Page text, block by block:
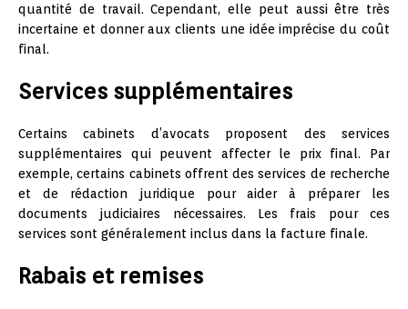
quantité de travail. Cependant, elle peut aussi être très
incertaine et donner aux clients une idée imprécise du coût
final.
Services supplémentaires
Certains cabinets d’avocats proposent des services
supplémentaires qui peuvent affecter le prix final. Par
exemple, certains cabinets offrent des services de recherche
et de rédaction juridique pour aider à préparer les
documents judiciaires nécessaires. Les frais pour ces
services sont généralement inclus dans la facture finale.
Rabais et remises